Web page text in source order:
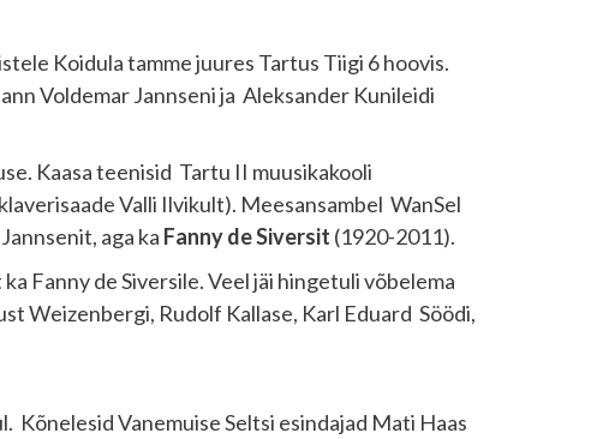
Koidula tamme juures Tartus Tiigi 6 hoovis.
Voldemar Jannseni ja Aleksander Kunileidi
Kaasa teenisid Tartu II muusikakooli
Valli Ilvikult). Meesansambel WanSel
aga ka Fanny de Siversit (1920-2011).
Fanny de Siversile. Veel jäi hingetuli võbelema
Weizenbergi, Rudolf Kallase, Karl Eduard Söödi,
Kõnelesid Vanemuise Seltsi esindajad Mati Haas